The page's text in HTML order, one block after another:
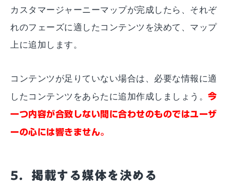
カスタマージャーニーマップが完成したら、それぞ
れのフェーズに適したコンテンツを決めて、マップ
上に追加します。
コンテンツが足りていない場合は、必要な情報に適
したコンテンツをあらたに追加作成しましょう。今
一つ内容が合致しない間に合わせのものではユーザ
ーの心には響きません。
5．掲載する媒体を決める